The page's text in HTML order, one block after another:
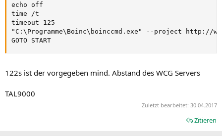
echo off
time /t
timeout 125
"C:\Programme\Boinc\boinccmd.exe" --project http://
GOTO START
122s ist der vorgegeben mind. Abstand des WCG Servers
TAL9000
Zuletzt bearbeitet: 30.04.2017
Zitieren